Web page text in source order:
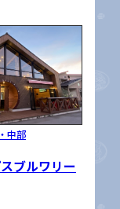
中部
ブルワリー